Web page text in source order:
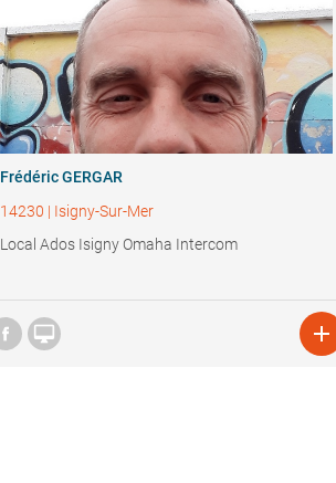
Frédéric GERGAR
14230 | Isigny-Sur-Mer
Local Ados Isigny Omaha Intercom
 